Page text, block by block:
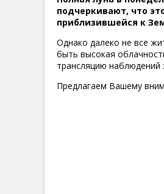
подчеркивают, что
приблизившейся к
Однако далеко не все
быть высокая
трансляцию
Предлагаем Вашему